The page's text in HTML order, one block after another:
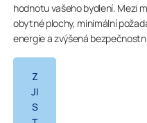
hodnotu vašeho bydlení. Mezi
obytné plochy, minimální
energie a zvýšená
Z
JI
S